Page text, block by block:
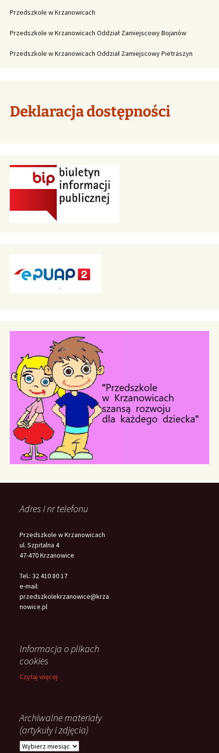
Przedszkole w Krzanowicach
Przedszkole w Krzanowicach Oddział Zamiejscowy Bojanów
Przedszkole w Krzanowicach Oddział Zamiejscowy Pietraszyn
Deklaracja dostępności
Adres i nr telefonu
Przedszkole w Krzanowicach
ul. Szpitalna 4
47-470 Krzanowice
Tel.: 32 410 80 17
e-mail:
przedszkolekrzanowice@krza
nowice.pl
Informacja o plikach
cookies
Czytaj więcej
Archiwalne materiały
(artykuły i zdjęcia)
Archiwalne